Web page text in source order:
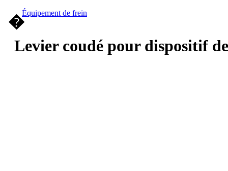
�Équipement de frein
Levier coudé pour dispositif